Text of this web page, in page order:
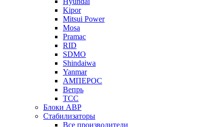
Kipor
Mitsui Power
Mosa
Pramac
RID
SDMO
Shindaiwa
Yanmar
АМПЕРОС
Вепрь
ТСС
Блоки АВР
Стабилизаторы
Все производители